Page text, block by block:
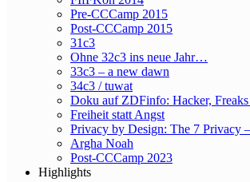
Pre-CCCamp 2015
Post-CCCamp 2015
31c3
Ohne 32c3 ins neue Jahr…
33c3 – a new dawn
34c3 / tuwat
Doku auf ZDFinfo: Hacker,
Freiheit statt Angst
Privacy by Design: The 7 Privacy
Argha Noah
Post-CCCamp 2023
Highlights